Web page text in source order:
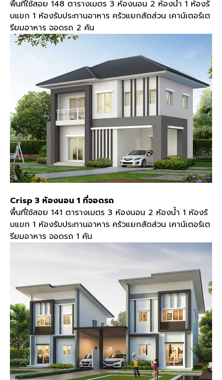
พื้นที่ใช้สอย 148 ตารางเมตร 3 ห้องนอน 2 ห้องน้ำ 1 ห้องรั
บแขก 1 ห้องรับประทานอาหาร ครัวแยกสัดส่วน เคาน์เตอร์เต
รียมอาหาร จอดรถ 2 คัน
Crisp 3 ห้องนอน 1 ที่จอดรถ
พื้นที่ใช้สอย 141 ตารางเมตร 3 ห้องนอน 2 ห้องน้ำ 1 ห้องรั
บแขก 1 ห้องรับประทานอาหาร ครัวแยกสัดส่วน เคาน์เตอร์เต
รียมอาหาร จอดรถ 1 คัน